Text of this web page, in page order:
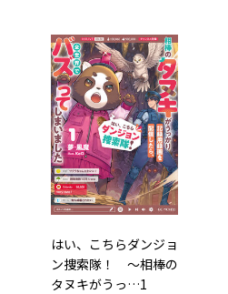
はい、こちらダンジョ
ン捜索隊！ ～相棒の
タヌキがうっ…1